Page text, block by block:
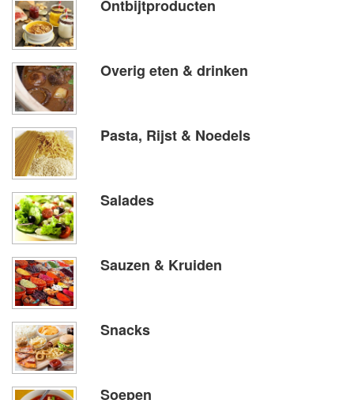
Ontbijtproducten
Overig eten & drinken
Pasta, Rijst & Noedels
Salades
Sauzen & Kruiden
Snacks
Soepen